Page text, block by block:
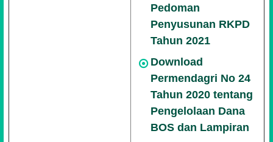
Pedoman
Penyusunan RKPD
Tahun 2021
Download
Permendagri No 24
Tahun 2020 tentang
Pengelolaan Dana
BOS dan Lampiran